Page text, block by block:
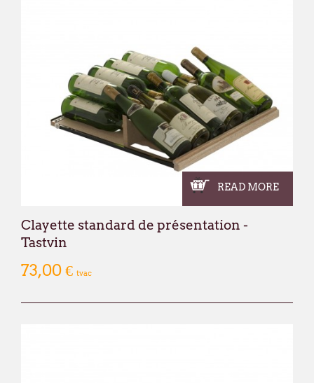
READ MORE
Clayette standard de présentation -
Tastvin
73,00 € tvac